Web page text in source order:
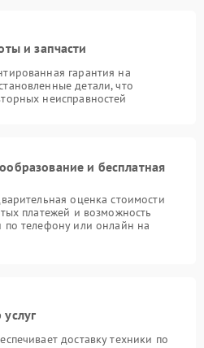
и запчасти
гарантия на
детали, что
неисправностей
и бесплатная
оценка стоимости
платежей и возможность
по телефону или онлайн на
доставку техники по